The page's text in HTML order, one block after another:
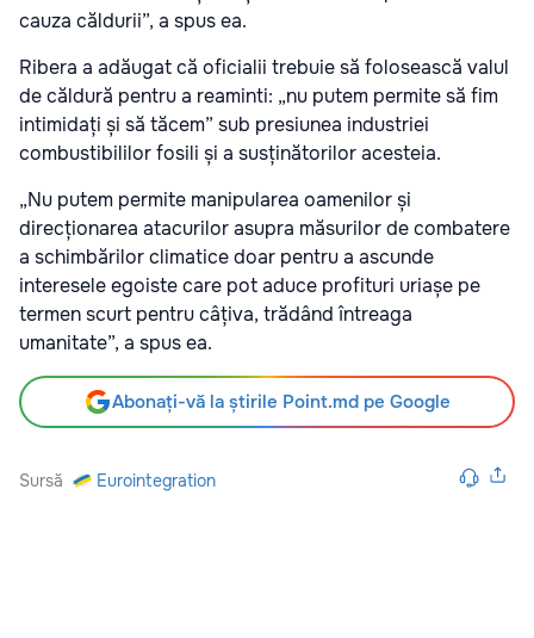
cauza căldurii”, a spus ea.
Ribera a adăugat că oficialii trebuie să folosească valul
de căldură pentru a reaminti: „nu putem permite să fim
intimidați și să tăcem” sub presiunea industriei
combustibililor fosili și a susținătorilor acesteia.
„Nu putem permite manipularea oamenilor și
direcționarea atacurilor asupra măsurilor de combatere
a schimbărilor climatice doar pentru a ascunde
interesele egoiste care pot aduce profituri uriașe pe
termen scurt pentru câțiva, trădând întreaga
umanitate”, a spus ea.
Abonați-vă la știrile Point.md pe Google
Sursă Eurointegration